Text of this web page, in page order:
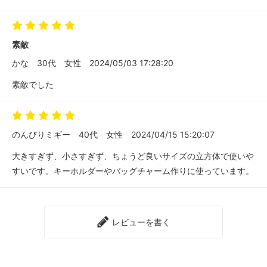
素敵
かな
30代 女性 2024/05/03 17:28:20
素敵でした
のんびりミギー 40代 女性 2024/04/15 15:20:07
大きすぎず、小さすぎず、ちょうど良いサイズの立方体で使いや
すいです。キーホルダーやバッグチャーム作りに使っています。
レビューを書く